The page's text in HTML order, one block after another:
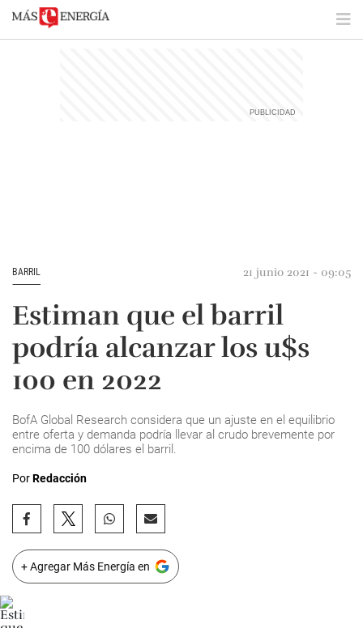
BARRIL 21 junio 2021 - 09:05
Estiman que el barril
podría alcanzar los u$s
100 en 2022
BofA Global Research considera que un ajuste en el equilibrio
entre oferta y demanda podría llevar al crudo brevemente por
encima de 100 dólares el barril.
PorRedacción
+ Agregar Más Energía en